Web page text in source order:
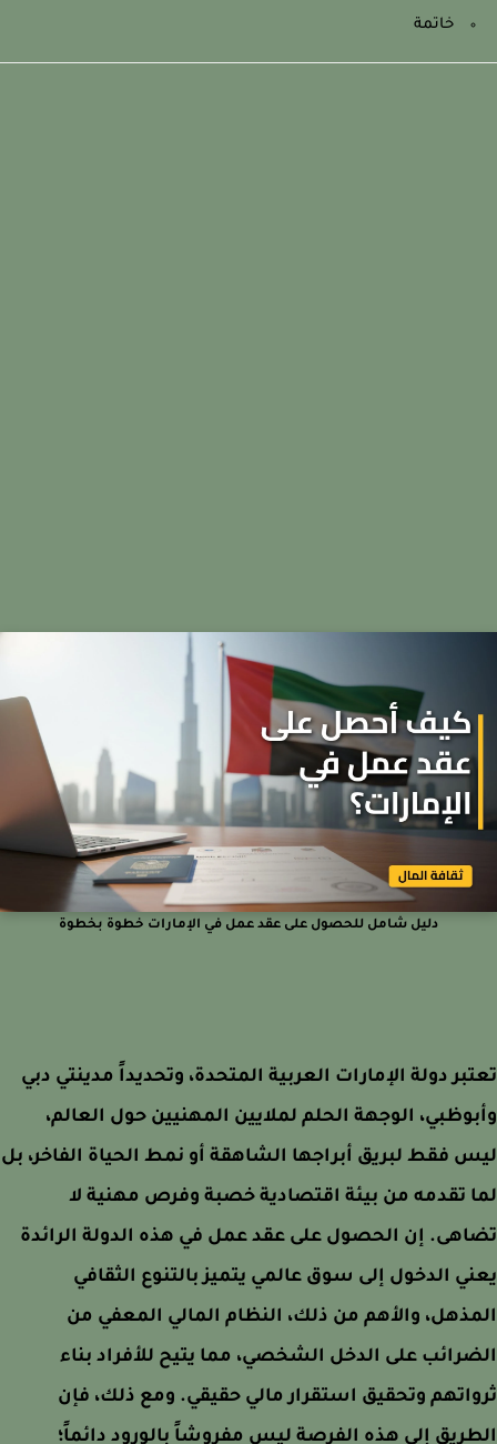
خاتمة
دليل شامل للحصول على عقد عمل في الإمارات خطوة بخطوة
دولة الإمارات العربية المتحدة، وتحديداً مدينتي دبي
الوجهة الحلم لملايين المهنيين حول العالم،
فقط لبريق أبراجها الشاهقة أو نمط الحياة الفاخر، بل
تقدمه من بيئة اقتصادية خصبة وفرص مهنية لا
إن الحصول على عقد عمل في هذه الدولة الرائدة
الدخول إلى سوق عالمي يتميز بالتنوع الثقافي
والأهم من ذلك، النظام المالي المعفي من
على الدخل الشخصي، مما يتيح للأفراد بناء
وتحقيق استقرار مالي حقيقي. ومع ذلك، فإن
إلى هذه الفرصة ليس مفروشاً بالورود دائماً؛